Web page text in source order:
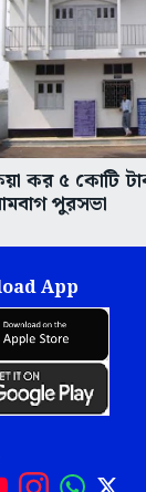
কর ৫ কোটি
পুরসভা
App